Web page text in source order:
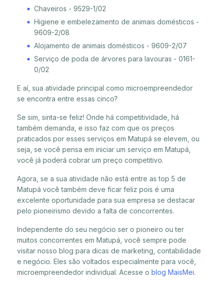
Chaveiros - 9529-1/02
Higiene e embelezamento de animais domésticos -
9609-2/08
Alojamento de animais domésticos - 9609-2/07
Serviço de poda de árvores para lavouras - 0161-
0/02
E aí, sua atividade principal como microempreendedor
se encontra entre essas cinco?
Se sim, sinta-se feliz! Onde há competitividade, há
também demanda, e isso faz com que os preços
praticados por esses serviços em Matupá se elevem, ou
seja, se você pensa em iniciar um serviço em Matupá,
você já poderá cobrar um preço competitivo.
Agora, se a sua atividade não está entre as top 5 de
Matupá você também deve ficar feliz pois é uma
excelente oportunidade para sua empresa se destacar
pelo pioneirismo devido a falta de concorrentes.
Independente do seu negócio ser o pioneiro ou ter
muitos concorrentes em Matupá, você sempre pode
visitar nosso blog para dicas de marketing, contabilidade
e negócio. Eles são voltados especialmente para você,
microempreendedor individual. Acesse o blog MaisMei.